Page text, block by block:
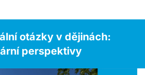
otázky v dějinách:
perspektivy